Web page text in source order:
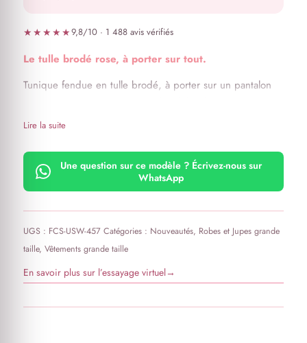
★★★★★9,8/10 · 1 488 avis vérifiés
Le tulle brodé rose, à porter sur tout.
Tunique fendue en tulle brodé, à porter sur un pantalon
Lire la suite
Une question sur ce modèle ? Écrivez-nous sur
WhatsApp
UGS : FCS-USW-457 Catégories : Nouveautés, Robes et Jupes grande
taille, Vêtements grande taille
En savoir plus sur l’essayage virtuel→